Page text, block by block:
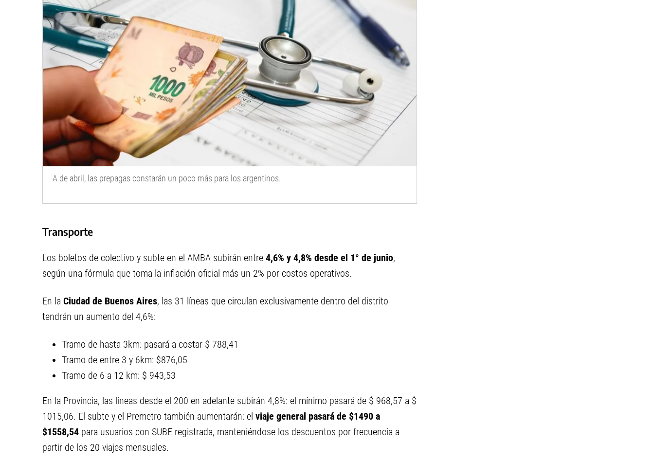
A de abril, las prepagas constarán un poco más para los argentinos.
Transporte
Los boletos de colectivo y subte en el AMBA subirán entre 4,6% y 4,8% desde el 1° de junio,
según una fórmula que toma la inflación oficial más un 2% por costos operativos.
En la Ciudad de Buenos Aires, las 31 líneas que circulan exclusivamente dentro del distrito
tendrán un aumento del 4,6%:
Tramo de hasta 3km: pasará a costar $ 788,41
Tramo de entre 3 y 6km: $876,05
Tramo de 6 a 12 km: $ 943,53
En la Provincia, las líneas desde el 200 en adelante subirán 4,8%: el mínimo pasará de $ 968,57 a $
1015,06. El subte y el Premetro también aumentarán: el viaje general pasará de $1490 a
$1558,54 para usuarios con SUBE registrada, manteniéndose los descuentos por frecuencia a
partir de los 20 viajes mensuales.